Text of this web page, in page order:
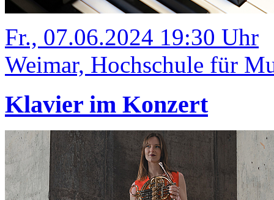
Fr., 07.06.2024 19:30 Uhr
Weimar, Hochschule für
Klavier im Konzert